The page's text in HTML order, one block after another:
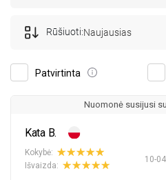
Patvirtinta
Rūšiuoti:Naujausias
Nuomonė susijusi
Kata B.
10-
Kokybė:
Išvaizda: